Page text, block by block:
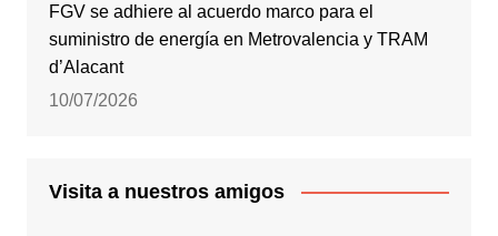
FGV se adhiere al acuerdo marco para el
suministro de energía en Metrovalencia y TRAM
d’Alacant
10/07/2026
Visita a nuestros amigos